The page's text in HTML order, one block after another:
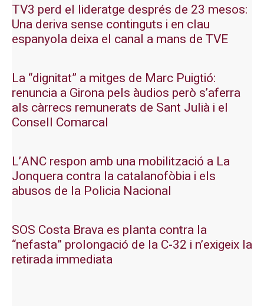
TV3 perd el lideratge després de 23 mesos:
Una deriva sense continguts i en clau
espanyola deixa el canal a mans de TVE
La “dignitat” a mitges de Marc Puigtió:
renuncia a Girona pels àudios però s’aferra
als càrrecs remunerats de Sant Julià i el
Consell Comarcal
L’ANC respon amb una mobilització a La
Jonquera contra la catalanofòbia i els
abusos de la Policia Nacional
SOS Costa Brava es planta contra la
“nefasta” prolongació de la C-32 i n’exigeix la
retirada immediata